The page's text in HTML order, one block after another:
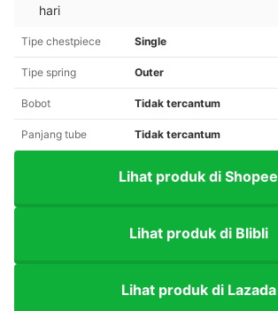
hari
Tipe chestpiece Single
Tipe spring Outer
Bobot Tidak tercantum
Panjang tube Tidak tercantum
Lihat produk di Shopee
Lihat produk di Blibli
Lihat produk di Lazada